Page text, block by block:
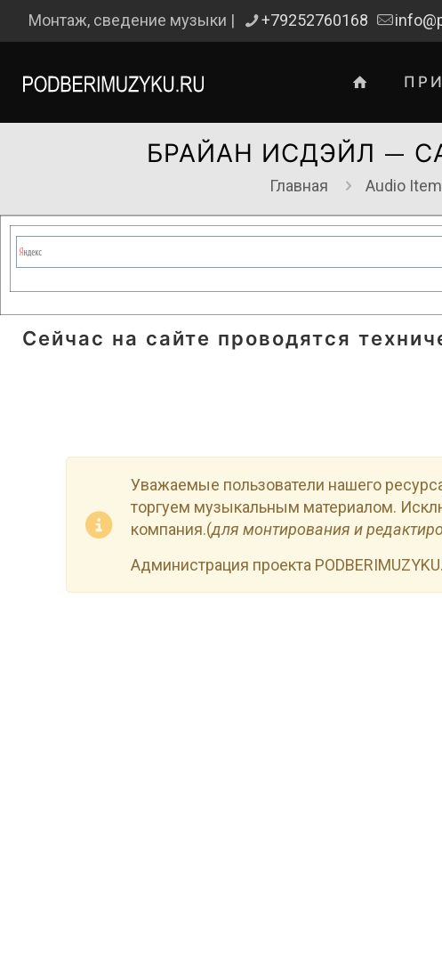
Монтаж, сведение музыки | +79252760168
БРАЙАН ИСДЭЙЛ —
Главная Audio
Сейчас на сайте проводятся
Уважаемые пользователи нашего
торгуем музыкальным материалом.
компания.(для монтирования и
Администрация проекта